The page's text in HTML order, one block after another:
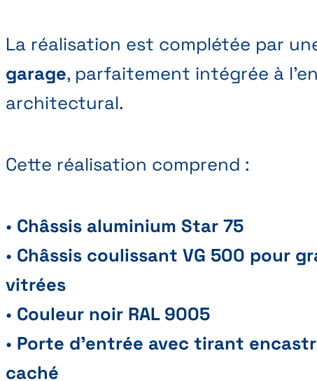
La réalisation est complétée par
garage, parfaitement intégrée à
architectural.
Cette réalisation comprend :
• Châssis aluminium Star 75
• Châssis coulissant VG 500 pour
vitrées
• Couleur noir RAL 9005
• Porte d’entrée avec tirant
caché